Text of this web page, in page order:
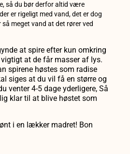
så du bør derfor altid være
er rigeligt med vand, det er dog
meget vand at det rører ved
at spire efter kun omkring
vigtigt at de får masser af lys.
spirene høstes som radise
siges at du vil få en større og
venter 4-5 dage yderligere, Så
klar til at blive høstet som
i en lækker madret! Bon